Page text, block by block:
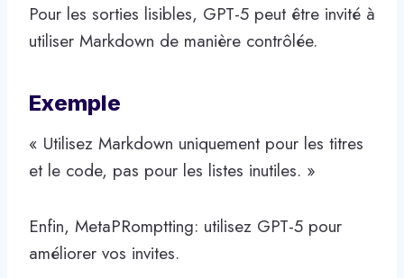
Pour les sorties lisibles, GPT-5 peut être invité à
utiliser Markdown de manière contrôlée.
Exemple
« Utilisez Markdown uniquement pour les titres
et le code, pas pour les listes inutiles. »
Enfin, MetaPRomptting: utilisez GPT-5 pour
améliorer vos invites.